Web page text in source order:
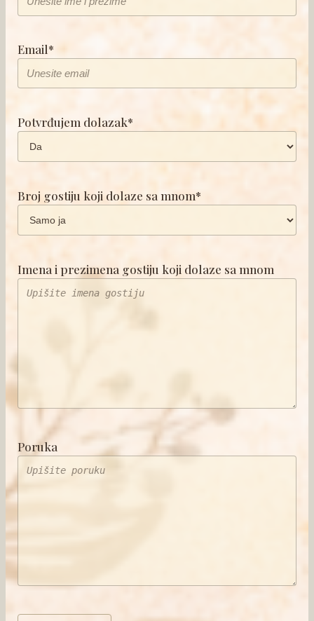
Email*
Potvrđujem dolazak*
Broj gostiju koji dolaze sa mnom*
Imena i prezimena gostiju koji dolaze sa mnom
Poruka